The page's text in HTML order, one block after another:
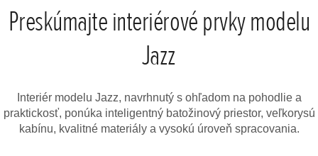
Preskúmajte interiérové prvky modelu
Jazz
Interiér modelu Jazz, navrhnutý s ohľadom na pohodlie a
praktickosť, ponúka inteligentný batožinový priestor, veľkorysú
kabínu, kvalitné materiály a vysokú úroveň spracovania.